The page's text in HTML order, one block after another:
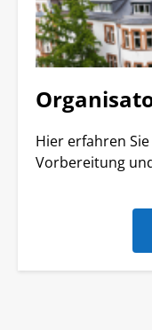
Hier erfahren
Vorbereitung